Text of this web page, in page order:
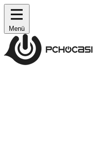
Menü